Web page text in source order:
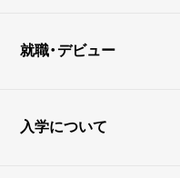
就職・デビュー
入学について